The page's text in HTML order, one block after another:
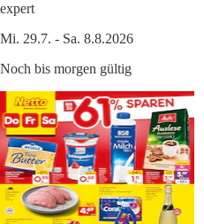
expert
Mi. 29.7. - Sa. 8.8.2026
Noch bis morgen gültig